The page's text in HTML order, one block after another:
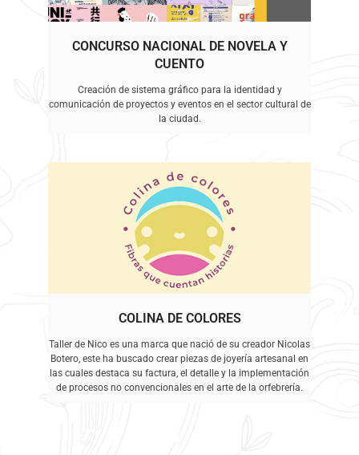
CONCURSO NACIONAL DE NOVELA Y
CUENTO
Creación de sistema gráfico para la identidad y
comunicación de proyectos y eventos en el sector cultural de
la ciudad.
COLINA DE COLORES
Taller de Nico es una marca que nació de su creador Nicolas
Botero, este ha buscado crear piezas de joyería artesanal en
las cuales destaca su factura, el detalle y la implementación
de procesos no convencionales en el arte de la orfebrería.